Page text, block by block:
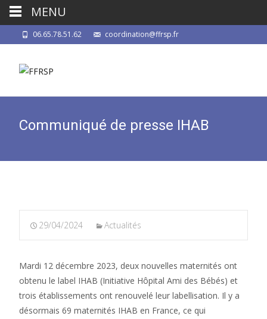
06.65.78.51.62 coordination@ffrsp.fr
Communiqué de presse IHAB
29/04/2024 Actualités
Mardi 12 décembre 2023, deux nouvelles maternités ont
obtenu le label IHAB (Initiative Hôpital Ami des Bébés) et
trois établissements ont renouvelé leur labellisation. Il y a
désormais 69 maternités IHAB en France, ce qui
MENU